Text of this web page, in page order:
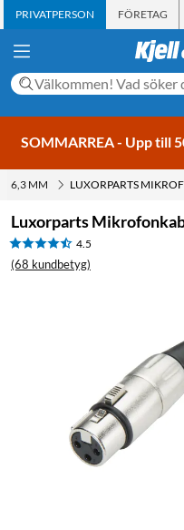
PRIVATPERSON FÖRETAG
SOMMARREA - Upp till
6,3 MM
Luxorparts
4.5
(68 kundbetyg)